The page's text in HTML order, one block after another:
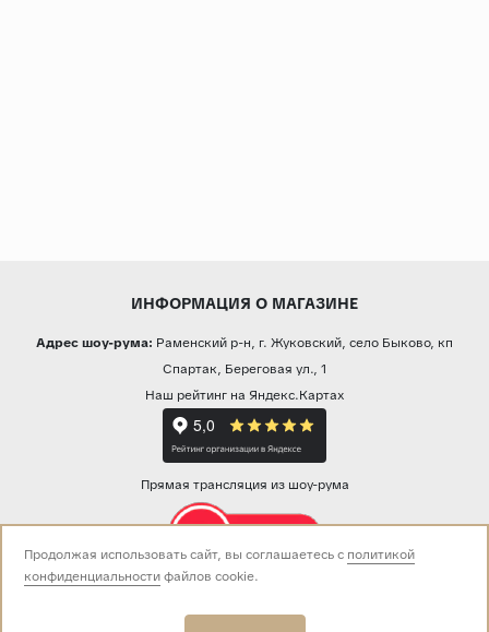
ИНФОРМАЦИЯ О МАГАЗИНЕ
Адрес шоу-рума: Раменский р-н, г. Жуковский, село Быково, кп
Спартак, Береговая ул., 1
Наш рейтинг на Яндекс.Картах
Прямая трансляция из шоу-рума
Звоните нам:
Продолжая использовать сайт, вы соглашаетесь с политикой
конфиденциальностифайлов cookie.